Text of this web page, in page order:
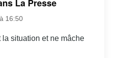
La Presse
16:50
la situation et ne mâche